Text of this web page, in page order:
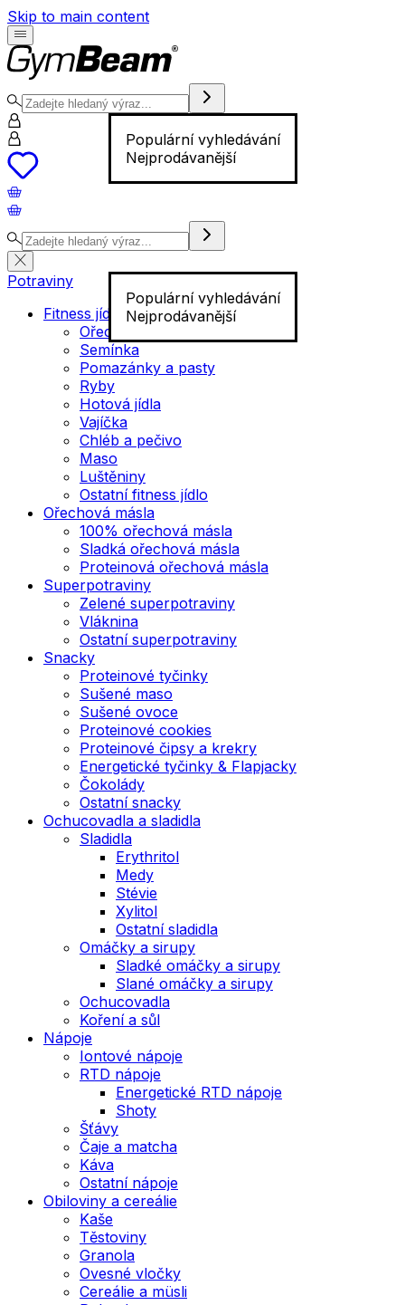
Skip to main content
Populární vyhledávání
Nejprodávanější
Populární vyhledávání
Nejprodávanější
Potraviny
Fitness jídlo
Ořechy
Semínka
Pomazánky a pasty
Ryby
Hotová jídla
Vajíčka
Chléb a pečivo
Maso
Luštěniny
Ostatní fitness jídlo
Ořechová másla
100% ořechová másla
Sladká ořechová másla
Proteinová ořechová másla
Superpotraviny
Zelené superpotraviny
Vláknina
Ostatní superpotraviny
Snacky
Proteinové tyčinky
Sušené maso
Sušené ovoce
Proteinové cookies
Proteinové čipsy a krekry
Energetické tyčinky & Flapjacky
Čokolády
Ostatní snacky
Ochucovadla a sladidla
Sladidla
Erythritol
Medy
Stévie
Xylitol
Ostatní sladidla
Omáčky a sirupy
Sladké omáčky a sirupy
Slané omáčky a sirupy
Ochucovadla
Koření a sůl
Nápoje
Iontové nápoje
RTD nápoje
Energetické RTD nápoje
Shoty
Šťávy
Čaje a matcha
Káva
Ostatní nápoje
Obiloviny a cereálie
Kaše
Těstoviny
Granola
Ovesné vločky
Cereálie a müsli